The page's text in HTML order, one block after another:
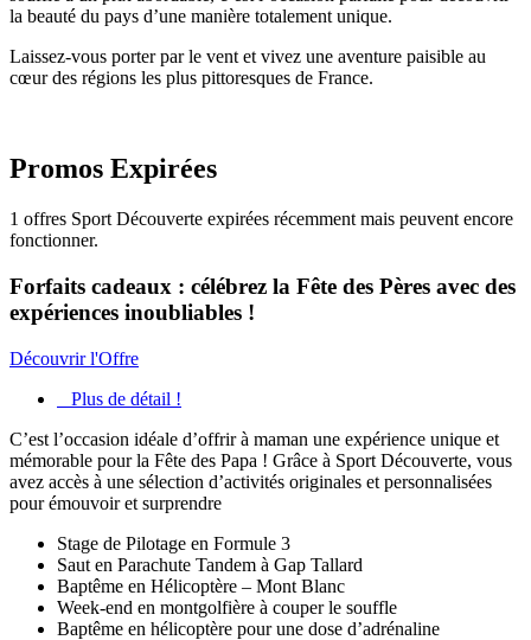
la beauté du pays d’une manière totalement unique.
Laissez-vous porter par le vent et vivez une aventure paisible au
cœur des régions les plus pittoresques de France.
Promos Expirées
1 offres Sport Découverte expirées récemment mais peuvent encore
fonctionner.
Forfaits cadeaux : célébrez la Fête des Pères avec des
expériences inoubliables !
Découvrir l'Offre
Plus de détail !
C’est l’occasion idéale d’offrir à maman une expérience unique et
mémorable pour la Fête des Papa ! Grâce à Sport Découverte, vous
avez accès à une sélection d’activités originales et personnalisées
pour émouvoir et surprendre
Stage de Pilotage en Formule 3
Saut en Parachute Tandem à Gap Tallard
Baptême en Hélicoptère – Mont Blanc
Week-end en montgolfière à couper le souffle
Baptême en hélicoptère pour une dose d’adrénaline